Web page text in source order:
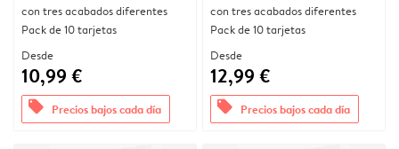
con tres acabados diferentes
Pack de 10 tarjetas
Desde
10,99 €
offers Precios bajos cada día
con tres acabados diferentes
Pack de 10 tarjetas
Desde
12,99 €
offers Precios bajos cada día